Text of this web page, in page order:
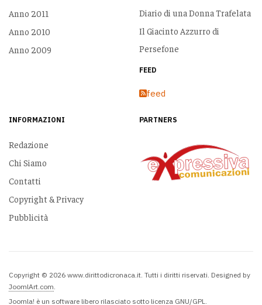
Anno 2011
Anno 2010
Anno 2009
Diario di una Donna Trafelata
Il Giacinto Azzurro di
Persefone
FEED
feed
INFORMAZIONI
Redazione
Chi Siamo
Contatti
Copyright & Privacy
Pubblicità
PARTNERS
Copyright © 2026 www.dirittodicronaca.it. Tutti i diritti riservati. Designed by
JoomlArt.com.
Joomla! è un software libero rilasciato sotto licenza GNU/GPL.